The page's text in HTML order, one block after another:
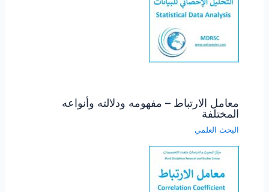
معامل الارتباط – مفهومه ودلالته وأنواعه
المختلفة
البحث العلمي